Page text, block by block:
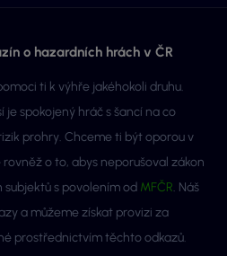
o hazardních hrách v ČR
ti k výhře jakéhokoli druhu.
je spokojený hráč s šancí na co
prohry. Chceme ti být oporou v
rovněž o to, abys neporušoval zákon
s povolením od MFČR. Náš
a můžeme získat provizi za
prostřednictvím těchto odkazů.